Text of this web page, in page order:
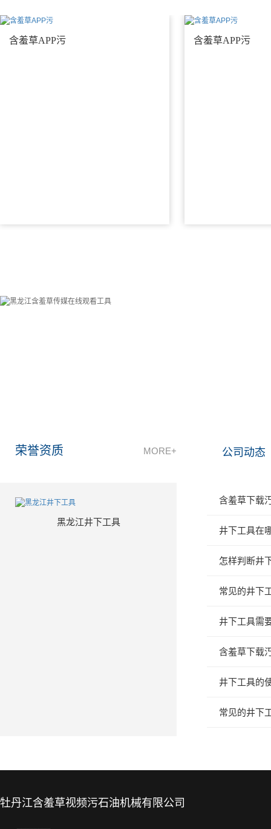
含羞草APP污 含羞草APP污
荣誉资质 MORE+
黑龙江井下工具
公司动态
含羞草下载
井下工具在
怎样判断井
常见的井下
井下工具需
含羞草下载
井下工具的
常见的井下
牡丹江含羞草视频污石油机械有限公司